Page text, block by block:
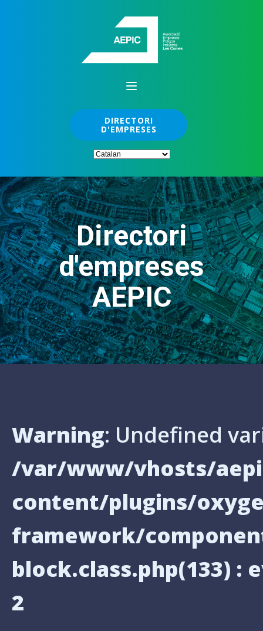
DIRECTORI
D'EMPRESES
Directori
d'empreses
AEPIC
Warning: Undefined
/var/www/vhosts/
content/plugins/
framework/
block.class.php(133) :
2